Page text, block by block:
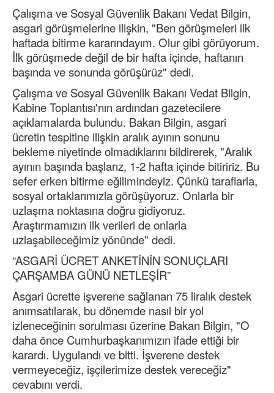
Çalışma ve Sosyal Güvenlik Bakanı Vedat Bilgin,
asgari görüşmelerine ilişkin, "Ben görüşmeleri ilk
haftada bitirme kararındayım. Olur gibi görüyorum.
İlk görüşmede değil de bir hafta içinde, haftanın
başında ve sonunda görüşürüz" dedi.
Çalışma ve Sosyal Güvenlik Bakanı Vedat Bilgin,
Kabine Toplantısı'nın ardından gazetecilere
açıklamalarda bulundu. Bakan Bilgin, asgari
ücretin tespitine ilişkin aralık ayının sonunu
bekleme niyetinde olmadıklarını bildirerek, "Aralık
ayının başında başlarız, 1-2 hafta içinde bitiririz. Bu
sefer erken bitirme eğilimindeyiz. Çünkü taraflarla,
sosyal ortaklarımızla görüşüyoruz. Onlarla bir
uzlaşma noktasına doğru gidiyoruz.
Araştırmamızın ilk verileri de onlarla
uzlaşabileceğimiz yönünde" dedi.
“ASGARİ ÜCRET ANKETİNİN SONUÇLARI
ÇARŞAMBA GÜNÜ NETLEŞİR”
Asgari ücrette işverene sağlanan 75 liralık destek
anımsatılarak, bu dönemde nasıl bir yol
izleneceğinin sorulması üzerine Bakan Bilgin, "O
daha önce Cumhurbaşkanımızın ifade ettiği bir
karardı. Uygulandı ve bitti. İşverene destek
vermeyeceğiz, işçilerimize destek vereceğiz"
cevabını verdi.